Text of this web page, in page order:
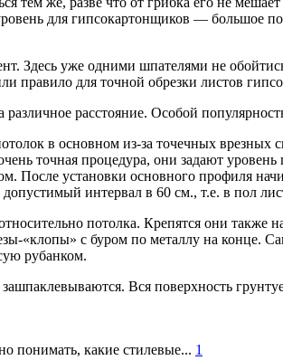
для гипсокартонщиков — большое
Здесь уже одними шпателями не
правило для точной обрезки листов
расстояние. Особой
в основном из-за точечных врезных
точная процедура, они задают
установки основного профиля
интервал в 60 см., т.е. в пол
потолка. Крепятся они также
«клопы» с буром по металлу на конце.
рубанком.
Вся поверхность
понимать, какие стилевые... 1